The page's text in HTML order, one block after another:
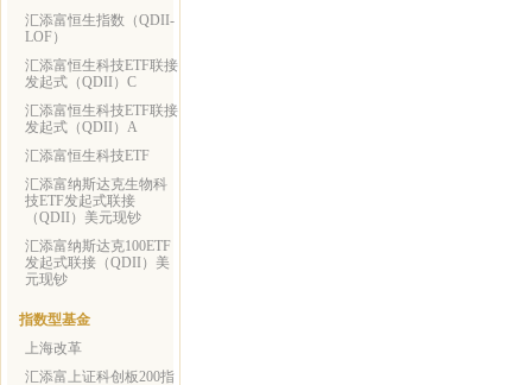
汇添富恒生指数（QDII-
LOF）
汇添富恒生科技ETF联接
发起式（QDII）C
汇添富恒生科技ETF联接
发起式（QDII）A
汇添富恒生科技ETF
汇添富纳斯达克生物科
技ETF发起式联接
（QDII）美元现钞
汇添富纳斯达克100ETF
发起式联接（QDII）美
元现钞
指数型基金
上海改革
汇添富上证科创板200指